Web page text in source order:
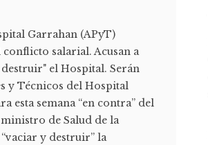
Garrahan (APyT)
salarial. Acusan a
el Hospital. Serán
y Técnicos del Hospital
esta semana “en contra” del
de Salud de la
y destruir” la